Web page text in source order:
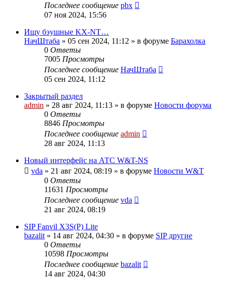
Последнее сообщение pbx
07 ноя 2024, 15:56
Ищу бэушные KX-NT…
НачШтаба » 05 сен 2024, 11:12 » в форуме Барахолка
0 Ответы
7005 Просмотры
Последнее сообщение НачШтаба
05 сен 2024, 11:12
Закрытый раздел
admin » 28 авг 2024, 11:13 » в форуме Новости форума
0 Ответы
8846 Просмотры
Последнее сообщение admin
28 авг 2024, 11:13
Новый интерфейс на АТС W&T-NS
vda » 21 авг 2024, 08:19 » в форуме Новости W&T
0 Ответы
11631 Просмотры
Последнее сообщение vda
21 авг 2024, 08:19
SIP Fanvil X3S(P) Lite
bazalit » 14 авг 2024, 04:30 » в форуме SIP другие
0 Ответы
10598 Просмотры
Последнее сообщение bazalit
14 авг 2024, 04:30